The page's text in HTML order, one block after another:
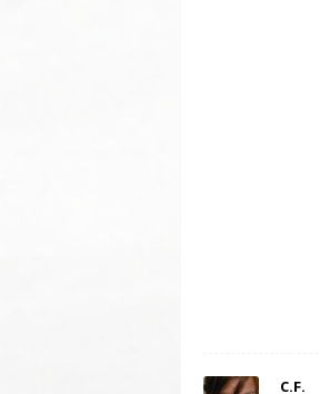
C.F.